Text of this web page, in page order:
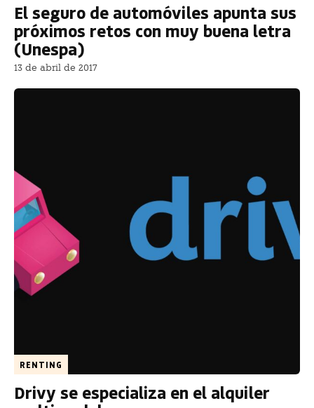
El seguro de automóviles apunta sus
próximos retos con muy buena letra
(Unespa)
13 de abril de 2017
RENTING
Drivy se especializa en el alquiler